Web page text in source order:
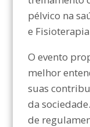
pélvico na
e
O evento
melhor
suas
da
de